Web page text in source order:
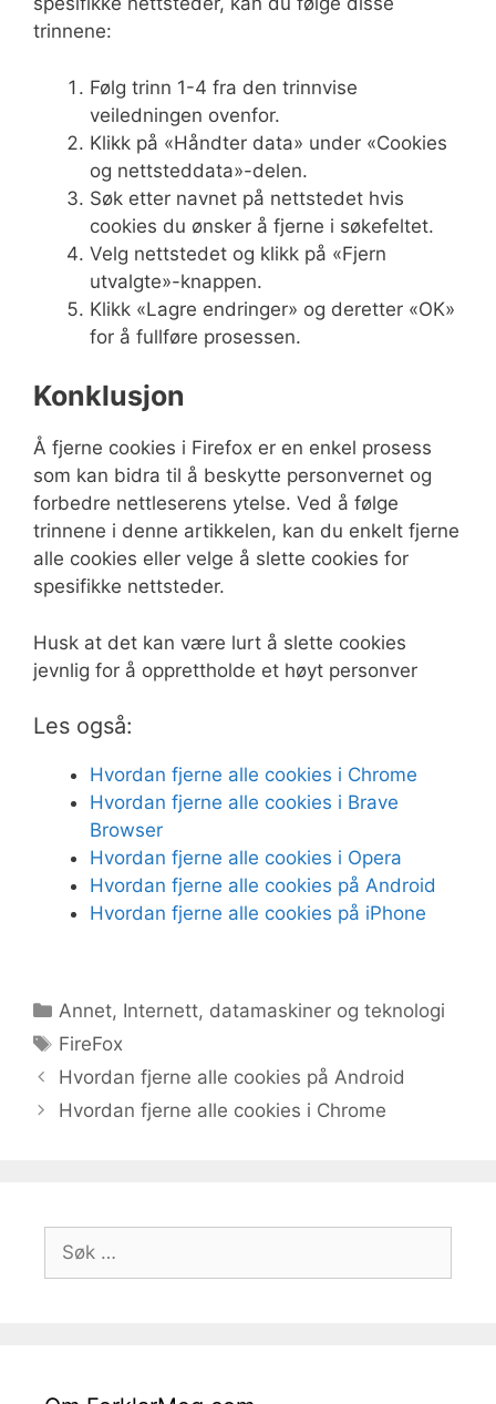
trinnene:
Følg trinn 1-4 fra den trinnvise
veiledningen ovenfor.
Klikk på «Håndter data» under «Cookies
og nettsteddata»-delen.
Søk etter navnet på nettstedet hvis
cookies du ønsker å fjerne i søkefeltet.
Velg nettstedet og klikk på «Fjern
utvalgte»-knappen.
Klikk «Lagre endringer» og deretter «OK»
for å fullføre prosessen.
Konklusjon
Å fjerne cookies i Firefox er en enkel prosess
som kan bidra til å beskytte personvernet og
forbedre nettleserens ytelse. Ved å følge
trinnene i denne artikkelen, kan du enkelt fjerne
alle cookies eller velge å slette cookies for
spesifikke nettsteder.
Husk at det kan være lurt å slette cookies
jevnlig for å opprettholde et høyt personver
Les også:
Hvordan fjerne alle cookies i Chrome
Hvordan fjerne alle cookies i Brave
Browser
Hvordan fjerne alle cookies i Opera
Hvordan fjerne alle cookies på Android
Hvordan fjerne alle cookies på iPhone
Kategorier
Annet, Internett, datamaskiner og teknologi
Stikkord
FireFox
Hvordan fjerne alle cookies på Android
Hvordan fjerne alle cookies i Chrome
etter: